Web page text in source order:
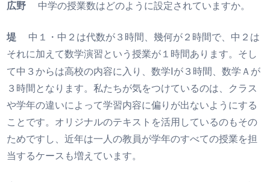
広野 中学の授業数はどのように設定されていますか。
堤
中１・中２は代数が３時間、幾何が２時間で、中２は
それに加えて数学演習という授業が１時間あります。そし
て中３からは高校の内容に入り、数学Ⅰが３時間、数学Ａが
３時間となります。私たちが気をつけているのは、クラス
や学年の違いによって学習内容に偏りが出ないようにする
ことです。オリジナルのテキストを活用しているのもその
ためですし、近年は一人の教員が学年のすべての授業を担
当するケースも増えています。